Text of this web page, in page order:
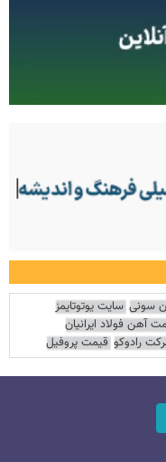
سونی سایت یوتوتایمز
آهن فولاد ایرانیان
رادوکو قیمت پروفیل